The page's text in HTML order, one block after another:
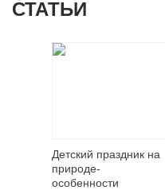
СТАТЬИ
Детский праздник на
природе-
особенности